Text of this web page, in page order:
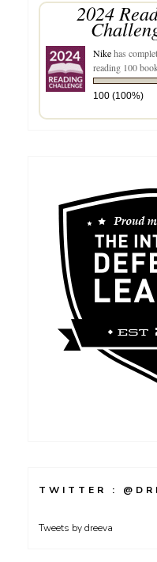
2024
Nikehas
reading 100
100 (100%)
TWITTER :
Tweets by dreeva